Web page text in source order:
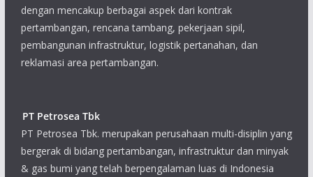
dengan mencakup berbagai aspek dari kontrak
pertambangan, rencana tambang, pekerjaan sipil,
pembangunan infrastruktur, logistik pertanahan, dan
reklamasi area pertambangan.
PT Petrosea Tbk
PT Petrosea Tbk. merupakan perusahaan multi-disiplin yang
bergerak di bidang pertambangan, infrastruktur dan minyak
& gas bumi yang telah berpengalaman luas di Indonesia